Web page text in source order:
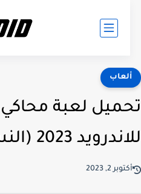
لعبة محاكي
2023 (النسخة الاصلية!)
2, 2023